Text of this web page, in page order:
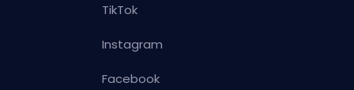
TikTok
Instagram
Facebook